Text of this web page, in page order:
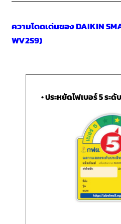
ความโดดเด่นของ DAIKIN
WV2S9)
• ประหยัดไฟเบอร์ 5 ระดั